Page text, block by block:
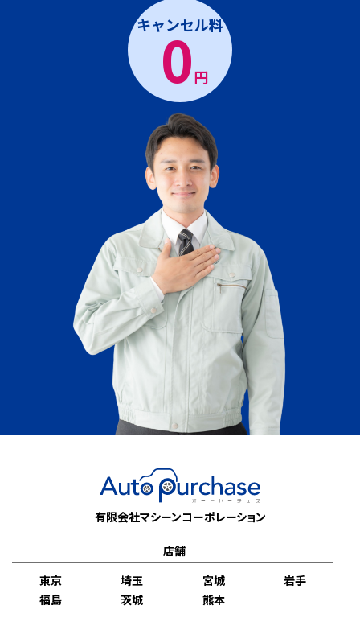
キャンセル料
0円
有限会社マシーンコーポレーション
店舗
東京
埼玉 宮城
岩手
福島
茨城 熊本